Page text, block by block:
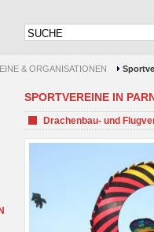
& ORGANISATIONEN
SPORTVEREINE IN
Drachenbau- und